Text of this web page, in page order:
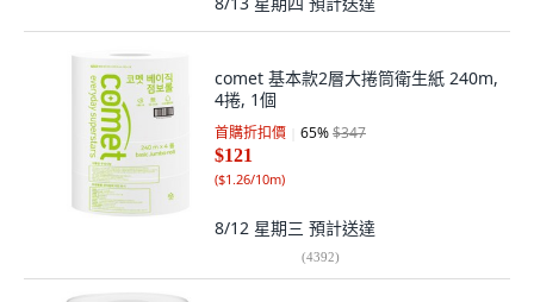
comet 基本款2層大捲筒衛生紙 240m,
4捲, 1個
首購折扣價 65%$347
$121
($1.26/10m)
8/12 星期三 預計送達
(4392)